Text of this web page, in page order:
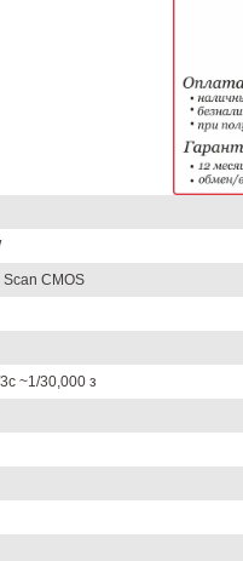
CMOS
~1/30,000 з